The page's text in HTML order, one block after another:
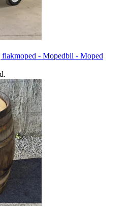
- Mopedbil - Moped
.